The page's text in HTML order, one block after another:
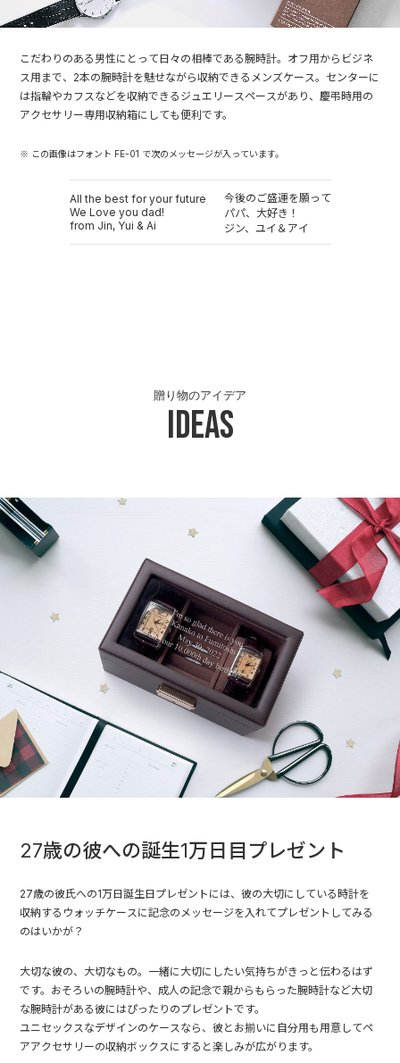
こだわりのある男性にとって日々の相棒である腕時計。オフ用からビジネ
ス用まで、2本の腕時計を魅せながら収納できるメンズケース。センターに
は指輪やカフスなどを収納できるジュエリースペースがあり、慶弔時用の
アクセサリー専用収納箱にしても便利です。
※ この画像はフォント FE-01 で次のメッセージが入っています。
All the best for your future
We Love you dad!
from Jin, Yui & Ai
今後のご盛運を願って
パパ、大好き！
ジン、ユイ＆アイ
Ideas
贈り物のアイデア
27歳の彼への誕生1万日目プレゼント
27歳の彼氏への1万日誕生日プレゼントには、彼の大切にしている時計を
収納するウォッチケースに記念のメッセージを入れてプレゼントしてみる
のはいかが？
大切な彼の、大切なもの。一緒に大切にしたい気持ちがきっと伝わるはず
です。おそろいの腕時計や、成人の記念で親からもらった腕時計など大切
な腕時計がある彼にはぴったりのプレゼントです。
ユニセックスなデザインのケースなら、彼とお揃いに自分用も用意してペ
アアクセサリーの収納ボックスにすると楽しみが広がります。